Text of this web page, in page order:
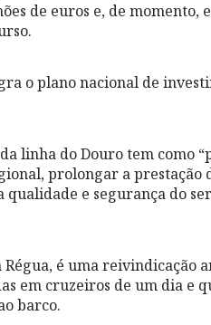
de euros e, de momento,
o plano nacional de
linha do Douro tem como
prolongar a prestação
qualidade e segurança do
é uma reivindicação
em cruzeiros de um dia e
barco.